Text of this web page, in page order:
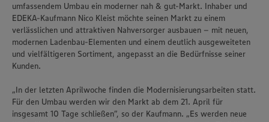
umfassendem Umbau ein moderner nah & gut-Markt. Inhaber und
EDEKA-Kaufmann Nico Kleist möchte seinen Markt zu einem
verlässlichen und attraktiven Nahversorger ausbauen – mit neuen,
modernen Ladenbau-Elementen und einem deutlich ausgeweiteten
und vielfältigeren Sortiment, angepasst an die Bedürfnisse seiner
Kunden.
„In der letzten Aprilwoche finden die Modernisierungsarbeiten statt.
Für den Umbau werden wir den Markt ab dem 21. April für
insgesamt 10 Tage schließen”, so der Kaufmann. „Es werden neue